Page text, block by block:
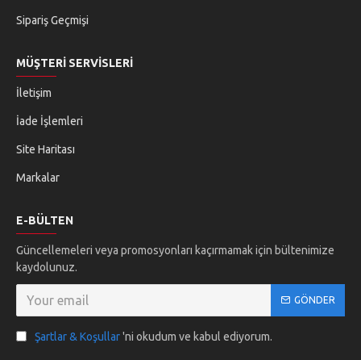
Sipariş Geçmişi
MÜŞTERI SERVISLERI
İletişim
İade İşlemleri
Site Haritası
Markalar
E-BÜLTEN
Güncellemeleri veya promosyonları kaçırmamak için bültenimize
kaydolunuz.
GÖNDER
Şartlar & Koşullar'ni okudum ve kabul ediyorum.